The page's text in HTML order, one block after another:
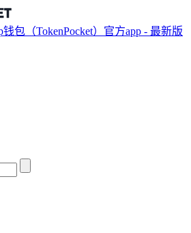
包（TokenPocket）官方app - 最新版